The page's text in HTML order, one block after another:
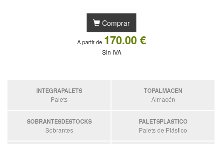
Comprar
A partir de 170.00 €
Sin IVA
INTEGRAPALETS
Palets
TOPALMACEN
Almacén
SOBRANTESDESTOCKS
Sobrantes
PALETSPLASTICO
Palets de Plástico